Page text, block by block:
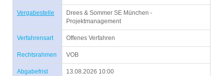
Vergabestelle
Drees & Sommer SE München -
Projektmanagement
Verfahrensart Offenes Verfahren
Rechtsrahmen VOB
Abgabefrist 13.08.2026 10:00